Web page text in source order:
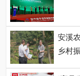
安溪
乡村